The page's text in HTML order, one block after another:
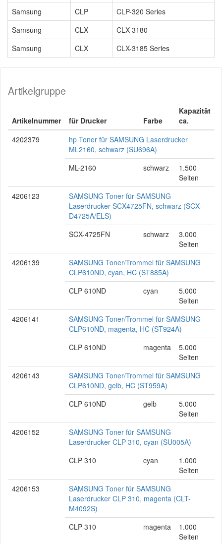
Samsung CLP
CLP-320 Series
Samsung
CLX
CLX-3180
Samsung
CLX CLX-3185 Series
Artikelgruppe
Artikelnummer für Drucker Farbe
Kapazität
ca.
4202379
hp Toner für SAMSUNG Laserdrucker
ML2160, schwarz (SU696A)
ML-2160
schwarz
1.500
Seiten
4206123
SAMSUNG Toner für SAMSUNG
Laserdrucker SCX4725FN, schwarz (SCX-
D4725A/ELS)
SCX-4725FN
schwarz
3.000
Seiten
4206139
SAMSUNG Toner/Trommel für SAMSUNG
CLP610ND, cyan, HC (ST885A)
CLP 610ND
cyan
5.000
Seiten
4206141
SAMSUNG Toner/Trommel für SAMSUNG
CLP610ND, magenta, HC (ST924A)
CLP 610ND
magenta
5.000
Seiten
4206143
SAMSUNG Toner/Trommel für SAMSUNG
CLP610ND, gelb, HC (ST959A)
CLP 610ND
gelb
5.000
Seiten
4206152
SAMSUNG Toner für SAMSUNG
Laserdrucker CLP 310, cyan (SU005A)
CLP 310
cyan
1.000
Seiten
4206153
SAMSUNG Toner für SAMSUNG
Laserdrucker CLP 310, magenta (CLT-
M4092S)
CLP 310
magenta
1.000
Seiten